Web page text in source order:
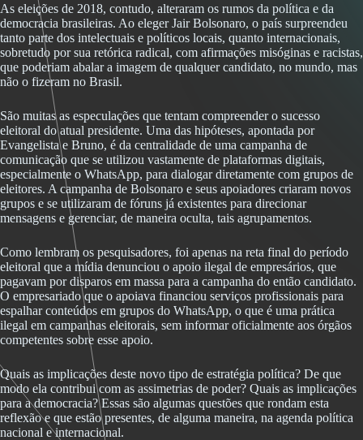
As eleições de 2018, contudo, alteraram os rumos da política e da
democracia brasileiras. Ao eleger Jair Bolsonaro, o país surpreendeu
tanto parte dos intelectuais e políticos locais, quanto internacionais,
sobretudo por sua retórica radical, com afirmações misóginas e racistas,
que poderiam abalar a imagem de qualquer candidato, no mundo, mas
não o fizeram no Brasil.
São muitas as especulações que tentam compreender o sucesso
eleitoral do atual presidente. Uma das hipóteses, apontada por
Evangelista e Bruno, é da centralidade de uma campanha de
comunicação que se utilizou vastamente de plataformas digitais,
especialmente o WhatsApp, para dialogar diretamente com grupos de
eleitores. A campanha de Bolsonaro e seus apoiadores criaram novos
grupos e se utilizaram de fóruns já existentes para direcionar
mensagens e gerenciar, de maneira oculta, tais agrupamentos.
Como lembram os pesquisadores, foi apenas na reta final do período
eleitoral que a mídia denunciou o apoio ilegal de empresários, que
pagavam por disparos em massa para a campanha do então candidato.
O empresariado que o apoiava financiou serviços profissionais para
espalhar conteúdos em grupos do WhatsApp, o que é uma prática
ilegal em campanhas eleitorais, sem informar oficialmente aos órgãos
competentes sobre esse apoio.
Quais as implicações deste novo tipo de estratégia política? De que
modo ela contribui com as assimetrias de poder? Quais as implicações
para a democracia? Essas são algumas questões que rondam esta
reflexão e que estão presentes, de alguma maneira, na agenda política
nacional e internacional.